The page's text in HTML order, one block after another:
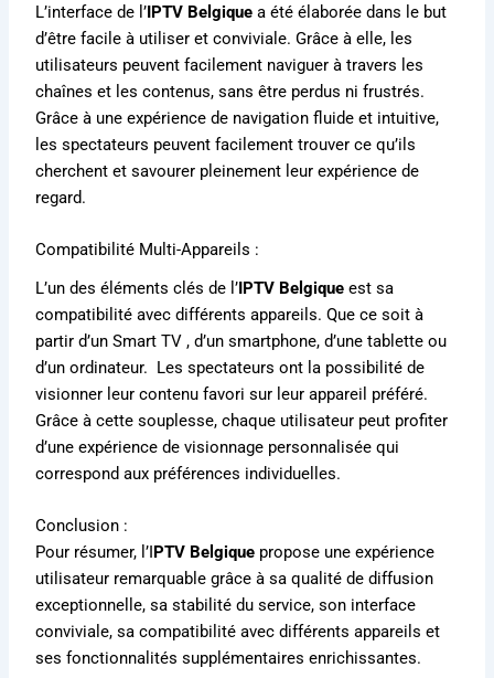
L’interface de l’IPTV Belgique a été élaborée dans le but
d’être facile à utiliser et conviviale. Grâce à elle, les
utilisateurs peuvent facilement naviguer à travers les
chaînes et les contenus, sans être perdus ni frustrés.
Grâce à une expérience de navigation fluide et intuitive,
les spectateurs peuvent facilement trouver ce qu’ils
cherchent et savourer pleinement leur expérience de
regard.
Compatibilité Multi-Appareils :
L’un des éléments clés de l’IPTV Belgique est sa
compatibilité avec différents appareils. Que ce soit à
partir d’un Smart TV , d’un smartphone, d’une tablette ou
d’un ordinateur. Les spectateurs ont la possibilité de
visionner leur contenu favori sur leur appareil préféré.
Grâce à cette souplesse, chaque utilisateur peut profiter
d’une expérience de visionnage personnalisée qui
correspond aux préférences individuelles.
Conclusion :
Pour résumer, l’IPTV Belgique propose une expérience
utilisateur remarquable grâce à sa qualité de diffusion
exceptionnelle, sa stabilité du service, son interface
conviviale, sa compatibilité avec différents appareils et
ses fonctionnalités supplémentaires enrichissantes.